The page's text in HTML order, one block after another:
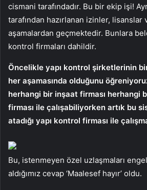
cismani tarafındadır. Bu bir ekip işi!
tarafından hazırlanan izinler,
aşamalardan geçmektedir. Bunlara
kontrol firmaları dahildir.
Öncelikle yapı kontrol şirketlerinin
her aşamasında olduğunu
herhangi bir inşaat firması herhangi
firması ile çalışabiliyorken artık bu
atadığı yapı kontrol firması ile
Bu, istenmeyen özel uzlaşmaları
aldığımız cevap ‘Maalesef hayır’ oldu.